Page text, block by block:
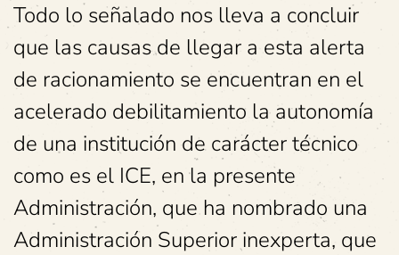
Todo lo señalado nos lleva a concluir
que las causas de llegar a esta alerta
de racionamiento se encuentran en el
acelerado debilitamiento la autonomía
de una institución de carácter técnico
como es el ICE, en la presente
Administración, que ha nombrado una
Administración Superior inexperta, que